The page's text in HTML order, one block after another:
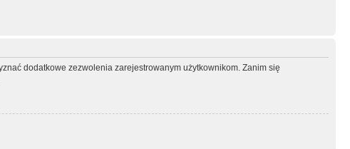
dodatkowe zezwolenia zarejestrowanym użytkownikom. Zanim się